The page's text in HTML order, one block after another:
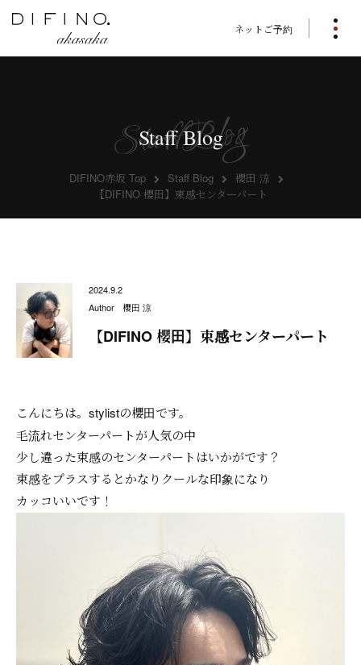
ネットご予約
Staff Blog
DIFINO赤坂 Top Staff Blog
櫻田 涼
【DIFINO 櫻田】束感センターパート
2024.9.2
Author
櫻田 涼
【DIFINO 櫻田】束感センターパート
こんにちは。stylistの櫻田です。
毛流れセンターパートが人気の中
少し違った束感のセンターパートはいかがです？
束感をプラスするとかなりクールな印象になり
カッコいいです！